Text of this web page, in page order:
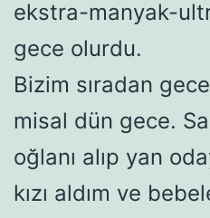
ekstra-manyak-
gece olurdu.
Bizim sıradan
misal dün gece.
oğlanı alıp yan
kızı aldım ve